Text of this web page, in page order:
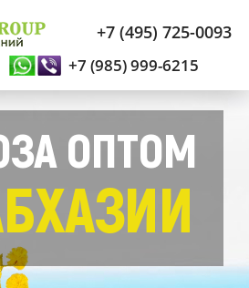
+7 (495) 725-0093
+7 (985) 999-6215
ОПТОМ